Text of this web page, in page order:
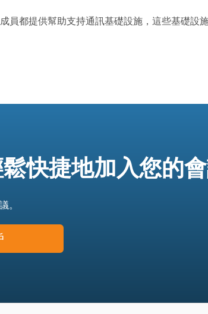
都提供幫助支持通訊基礎設施，這些基礎設
捷地加入您的會
。